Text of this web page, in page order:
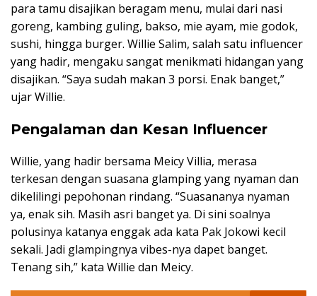
para tamu disajikan beragam menu, mulai dari nasi
goreng, kambing guling, bakso, mie ayam, mie godok,
sushi, hingga burger. Willie Salim, salah satu influencer
yang hadir, mengaku sangat menikmati hidangan yang
disajikan. “Saya sudah makan 3 porsi. Enak banget,”
ujar Willie.
Pengalaman dan Kesan Influencer
Willie, yang hadir bersama Meicy Villia, merasa
terkesan dengan suasana glamping yang nyaman dan
dikelilingi pepohonan rindang. “Suasananya nyaman
ya, enak sih. Masih asri banget ya. Di sini soalnya
polusinya katanya enggak ada kata Pak Jokowi kecil
sekali. Jadi glampingnya vibes-nya dapet banget.
Tenang sih,” kata Willie dan Meicy.